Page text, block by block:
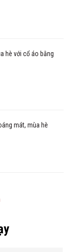
hè với cổ áo bằng
mát, mùa hè